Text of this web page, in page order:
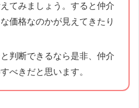
てみましょう。すると仲介
価格なのかが見えてきたり
判断できるなら是非、仲介
べきだと思います。